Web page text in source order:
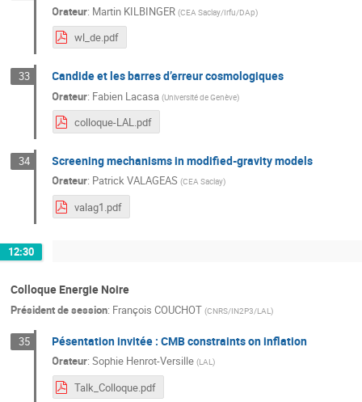
Orateur: Martin KILBINGER (CEA Saclay/Irfu/DAp)
wl_de.pdf
33 Candide et les barres d’erreur cosmologiques
Orateur: Fabien Lacasa (Université de Genève)
colloque-LAL.pdf
34 Screening mechanisms in modified-gravity models
Orateur: Patrick VALAGEAS (CEA Saclay)
valag1.pdf
12:30
Colloque Energie Noire
Président de session: François COUCHOT (CNRS/IN2P3/LAL)
35 Pésentation invitée : CMB constraints on inflation
Orateur:Sophie Henrot-Versille (LAL)
Talk_Colloque.pdf